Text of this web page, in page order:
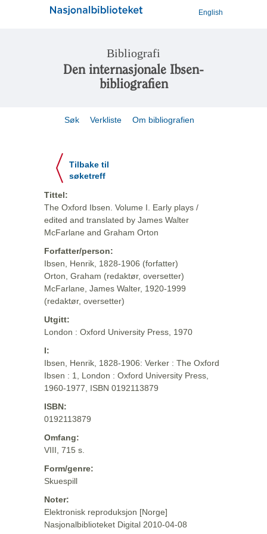
English
Bibliografi
Den internasjonale Ibsen-
bibliografien
Søk Verkliste Om bibliografien
Tilbake til
søketreff
Tittel:
The Oxford Ibsen. Volume I. Early plays /
edited and translated by James Walter
McFarlane and Graham Orton
Forfatter/person:
Ibsen, Henrik, 1828-1906 (forfatter)
Orton, Graham (redaktør, oversetter)
McFarlane, James Walter, 1920-1999
(redaktør, oversetter)
Utgitt:
London : Oxford University Press, 1970
I:
Ibsen, Henrik, 1828-1906: Verker : The Oxford
Ibsen : 1, London : Oxford University Press,
1960-1977, ISBN 0192113879
ISBN:
0192113879
Omfang:
VIII, 715 s.
Form/genre:
Skuespill
Noter:
Elektronisk reproduksjon [Norge]
Nasjonalbiblioteket Digital 2010-04-08